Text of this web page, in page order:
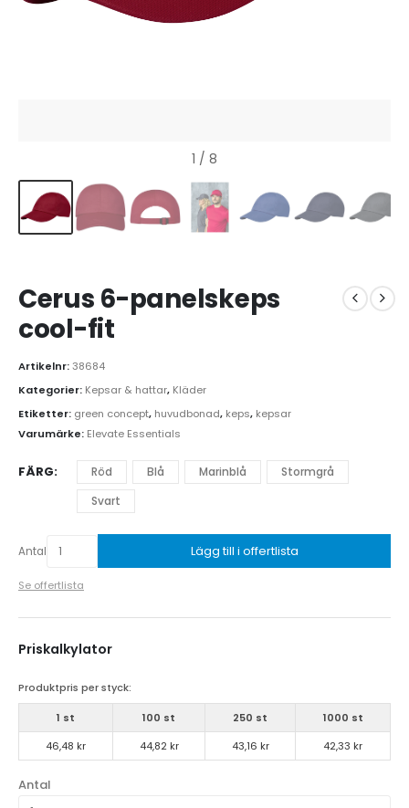
1 / 8
Cerus 6-panelskeps
cool-fit
Artikelnr:38684
Kategorier: Kepsar & hattar, Kläder
Etiketter: green concept, huvudbonad, keps, kepsar
Varumärke: Elevate Essentials
FÄRG Röd Blå Marinblå
Stormgrå
Svart
Antal Lägg till i offertlista
Se offertlista
Priskalkylator
Produktpris per styck:
1 st 100 st 250 st
1000 st
46,48 kr
44,82 kr 43,16 kr 42,33 kr
Antal